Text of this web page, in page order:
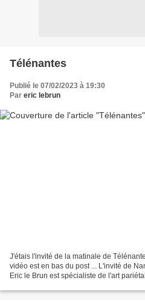
Télénantes
Publié le 07/02/2023 à 19:30
Par eric lebrun
J'étais l'invité de la matinale de
vidéo est en bas du post ... L'invité de
Eric le Brun est spécialiste de l'art